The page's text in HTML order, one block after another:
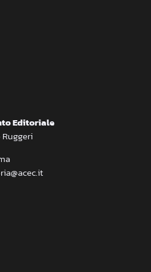
Editoriale